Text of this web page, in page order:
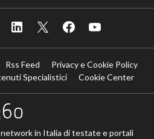
Rss Feed
Privacy e Cookie Policy
Specialistici
Cookie Center
network in Italia di testate e portali